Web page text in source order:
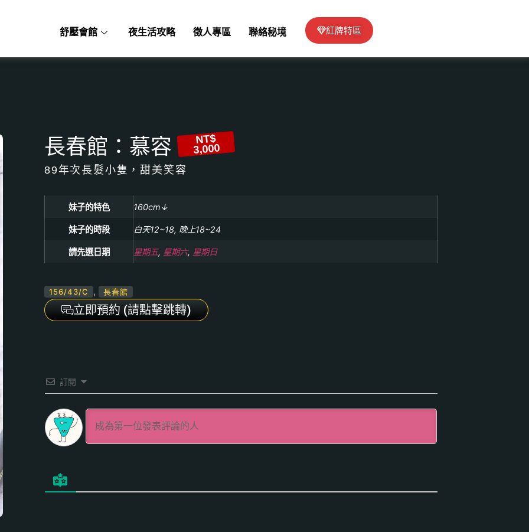
舒壓會館 夜生活攻略 徵人專區 聯絡秘境 紅牌特區
長春館：慕容 NT$
3,000
89年次長髮小隻，甜美笑容
妹子的特色 160cm↓
妹子的時段 白天12~18, 晚上18~24
請先選日期 星期五, 星期六, 星期日
156/43/C , 長春館
立即預約 (請點擊跳轉)
訂閱